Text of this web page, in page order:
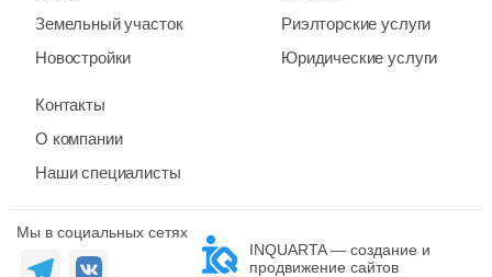
Земельный участок
Новостройки
Риэлторские услуги
Юридические услуги
Контакты
О компании
Наши специалисты
Мы в социальных сетях
INQUARTA — создание и
продвижение сайтов